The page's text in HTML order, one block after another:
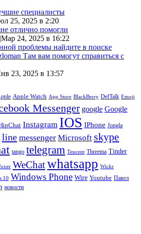
специалисты
25, 2025 в 2:20
отлично помогли
|Мар 24, 2025 в 16:22
проблемы найдите в поиске
Там вам помогут справиться с
23, 2025 в 13:57
Apple Watch App Store BlackBerry DefTalk Emoji
Messenger google Google
Instagram IOS IPhone Jongla
line messenger Microsoft skype
tango telegram Tencent Threema Tinder
WeChatwhatsapp Wickr
10 Windows Phone Wire Youtube Павел
новости